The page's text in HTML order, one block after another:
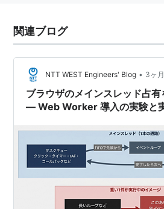
関連ブログ
NTT WEST Engineers' Blog • 3ヶ
ブラウザのメインスレッド占
― Web Worker 導入の実験と